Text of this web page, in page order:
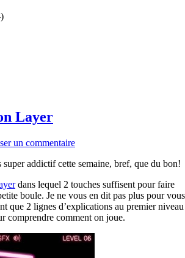
Layer
un commentaire
addictif cette semaine, bref, que du bon!
dans lequel 2 touches suffisent pour faire
boule. Je ne vous en dit pas plus pour vous
que 2 lignes d’explications au premier niveau
comprendre comment on joue.